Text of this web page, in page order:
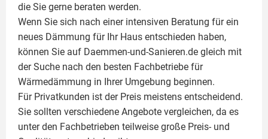
die Sie gerne beraten werden.
Wenn Sie sich nach einer intensiven Beratung für ein
neues Dämmung für Ihr Haus entschieden haben,
können Sie auf Daemmen-und-Sanieren.de gleich mit
der Suche nach den besten Fachbetriebe für
Wärmedämmung in Ihrer Umgebung beginnen.
Für Privatkunden ist der Preis meistens entscheidend.
Sie sollten verschiedene Angebote vergleichen, da es
unter den Fachbetrieben teilweise große Preis- und